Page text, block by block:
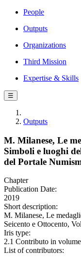
People
Outputs
Organizations
Third Mission
Expertise & Skills
☰
Outputs
M. Milanese, Le
Simboli e luoghi
del Portale
Chapter
Publication Date:
2019
Short description:
M. Milanese, Le
Seicento e Ottocento,
Iris type:
2.1 Contributo in
List of contributors: